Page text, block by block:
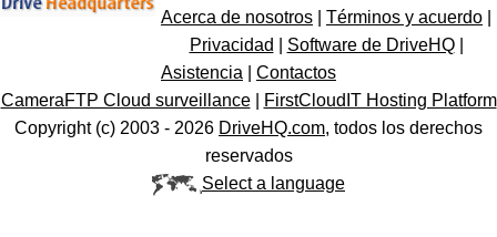
Acerca de nosotros Términos y acuerdo
Privacidad
Software de DriveHQ|
Asistencia
Contactos
CameraFTP Cloud surveillance|
FirstCloudIT Hosting Platform
Copyright (c) 2003 - 2026 DriveHQ.com, todos los derechos
reservados
Select a language